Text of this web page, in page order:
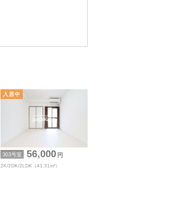
303号室 56,000 円
2K/2DK/2LDK（41.31m²）